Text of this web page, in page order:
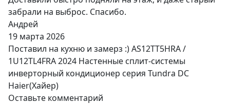
забрали на выброс. Спасибо.
Андрей
19 марта 2026
Поставил на кухню и замерз :) AS12TT5HRA /
1U12TL4FRA 2024 Настенные сплит-системы
инверторный кондиционер серия Tundra DC
Haier(Хайер)
Оставьте комментарий